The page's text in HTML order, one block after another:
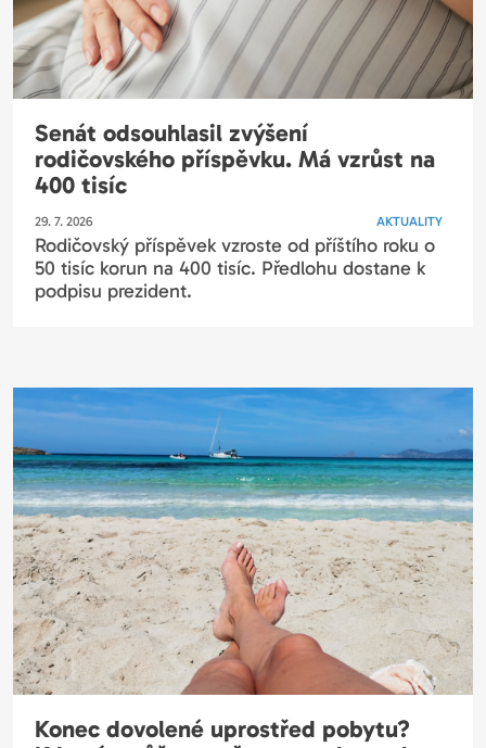
Senát odsouhlasil zvýšení
rodičovského příspěvku. Má vzrůst na
400 tisíc
29. 7. 2026 AKTUALITY
Rodičovský příspěvek vzroste od příštího roku o
50 tisíc korun na 400 tisíc. Předlohu dostane k
podpisu prezident.
Konec dovolené uprostřed pobytu?